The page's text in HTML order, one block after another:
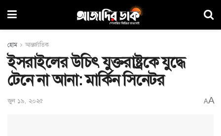
হোম আন্তর্জাতিক
ইসরাইলের উচিৎ যুক্তরাষ্ট্রকে যুদ্ধে
টেনে না আনা: মার্কিন সিনেটর
জুন ১৯, ২০২৫ AA